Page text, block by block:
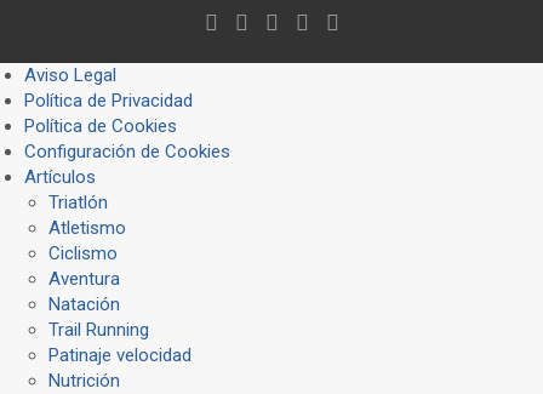
Aviso Legal
Política de Privacidad
Política de Cookies
Configuración de Cookies
Artículos
Triatlón
Atletismo
Ciclismo
Aventura
Natación
Trail Running
Patinaje velocidad
Nutrición